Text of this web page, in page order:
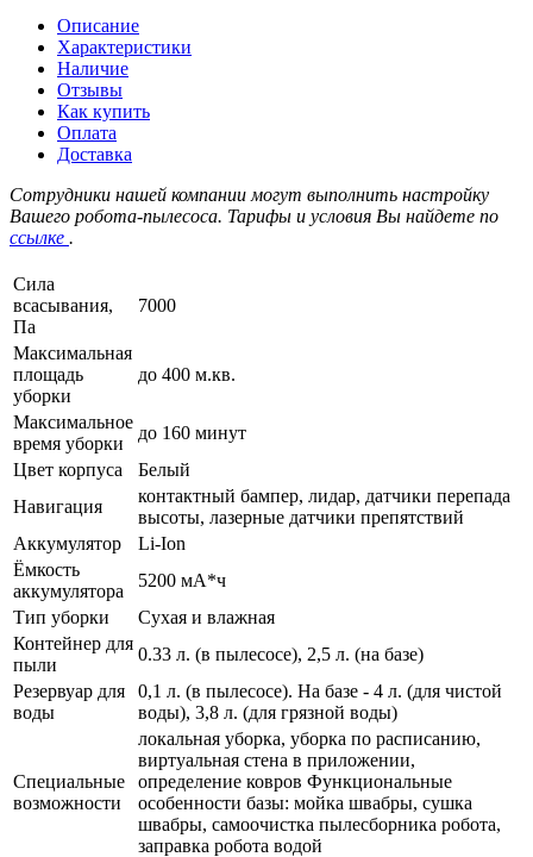
Описание
Характеристики
Наличие
Отзывы
Как купить
Оплата
Доставка
Сотрудники нашей компании могут выполнить настройку
Вашего робота-пылесоса. Тарифы и условия Вы найдете по
ссылке .
Сила
всасывания,
Па
7000
Максимальная
площадь
уборки
до 400 м.кв.
Максимальное
время уборки
до 160 минут
Цвет корпуса
Белый
Навигация
контактный бампер, лидар, датчики перепада
высоты, лазерные датчики препятствий
Аккумулятор
Li-Ion
Ёмкость
аккумулятора
5200 мА*ч
Тип уборки
Сухая и влажная
Контейнер для
пыли
0.33 л. (в пылесосе), 2,5 л. (на базе)
Резервуар для
воды
0,1 л. (в пылесосе). На базе - 4 л. (для чистой
воды), 3,8 л. (для грязной воды)
Специальные
возможности
локальная уборка, уборка по расписанию,
виртуальная стена в приложении,
определение ковров Функциональные
особенности базы: мойка швабры, сушка
швабры, самоочистка пылесборника робота,
заправка робота водой